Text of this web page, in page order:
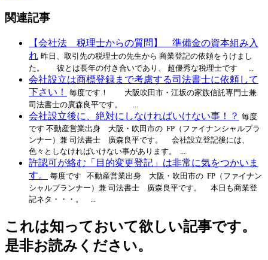
関連記事
【会社法 税理士からの質問】 準備金の資本組み入
れ 昨日、取引先の税理士の先生から 商業登記の依頼をうけまし
た。 彼とは長年の付き合いであり、 超優秀な税理士です ...
会社設立は商標登録まで考慮する司法書士に依頼して
下さい！
毎度です！ 大阪吹田市・江坂の家族信託専門士兼
司法書士の廣森良平です。 ...
会社設立後に、絶対にしなければいけない事！？ 毎度
です 不動産営業出身 大阪・吹田市の FP（ファイナンシャルプラ
ンナー）兼 司法書士 廣森良平です。 会社設立登記後には、
色々としなければいけない事があります。 ...
許認可が絡む「目的変更登記」は非常に気をつかいま
す。
毎度です 不動産営業出身 大阪・吹田市の FP（ファイナン
シャルプランナー）兼 司法書士 廣森良平です。 本日も商業登
記ネタ・・・。 ...
これは知っておいて欲しい記事です。
是非お読みください。